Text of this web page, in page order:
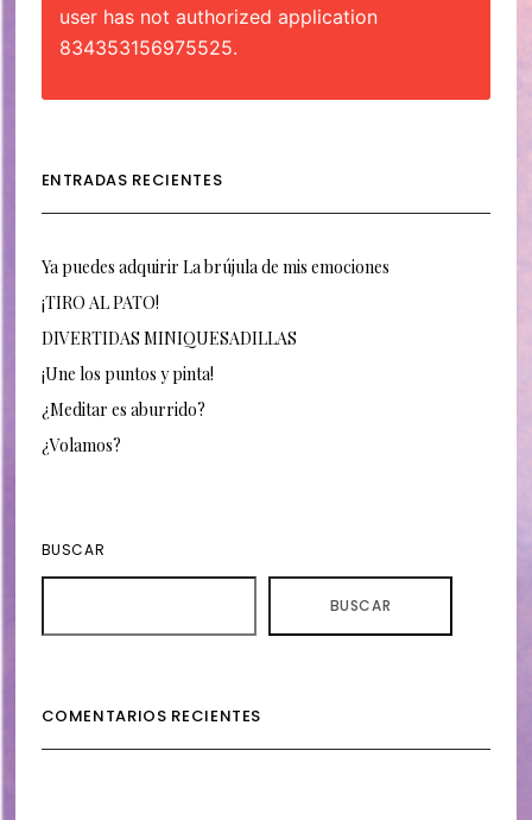
user has not authorized application
834353156975525.
ENTRADAS RECIENTES
Ya puedes adquirir La brújula de mis emociones
¡TIRO AL PATO!
DIVERTIDAS MINIQUESADILLAS
¡Une los puntos y pinta!
¿Meditar es aburrido?
¿Volamos?
BUSCAR
BUSCAR
COMENTARIOS RECIENTES